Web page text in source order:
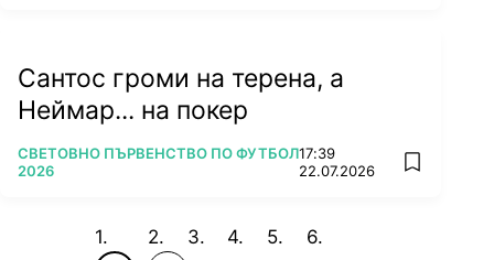
Сантос громи на терена, а
Неймар... на покер
ПОВЕЧЕ ОТ
СВЕТОВНО ПЪРВЕНСТВО ПО ФУТБОЛ
2026
17:39
22.07.2026
add